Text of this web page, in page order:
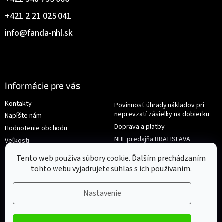
Tento web používa súbory cookie. Ďalším prechádzaním
tohto webu vyjadrujete súhlas s ich používaním.
Nastavenie
info@fanda-nhl.sk
+421 2 21 025 041
Informácie pre vás
Kontakty
Napíšte nám
Hodnotenie obchodu
Veľkosti
Obchodné podmienky
Povinnosť úhrady nákladov pri
neprevzatí zásielky na dobierku
Doprava a platby
NHL predajňa BRATISLAVA
Reklamace/Výměna